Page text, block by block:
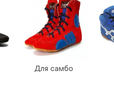
Для самбо